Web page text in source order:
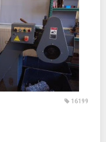
16199